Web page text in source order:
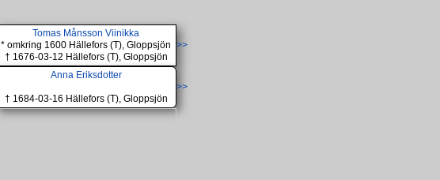
Tomas Månsson Viinikka
* omkring 1600 Hällefors (T), Gloppsjön
† 1676-03-12 Hällefors (T), Gloppsjön
>>
Anna Eriksdotter
† 1684-03-16 Hällefors (T), Gloppsjön
>>